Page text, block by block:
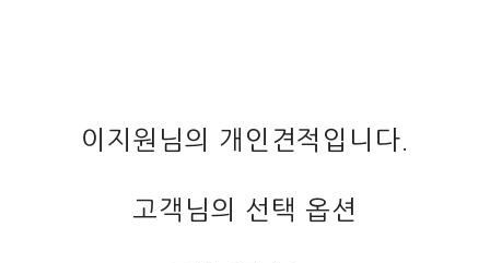
이지원님의 개인견적입니다.
고객님의 선택 옵션